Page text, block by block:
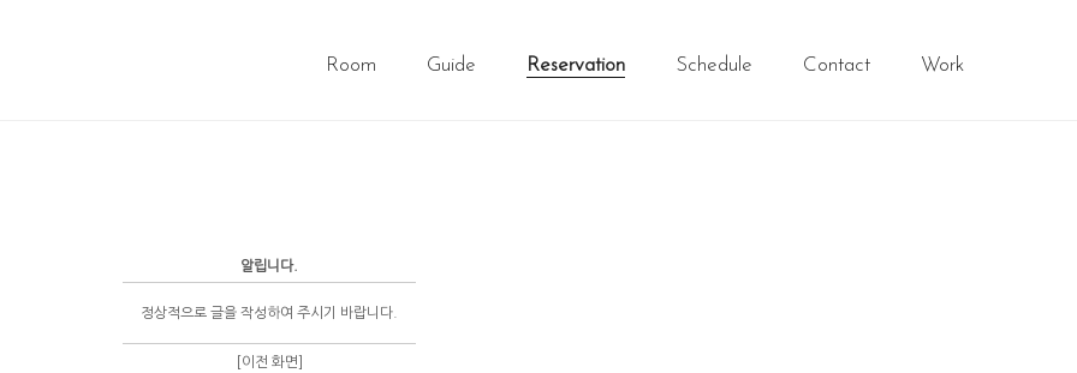
Room Guide Reservation Schedule Contact Work
알립니다.
정상적으로 글을 작성하여 주시기 바랍니다.
[이전 화면]